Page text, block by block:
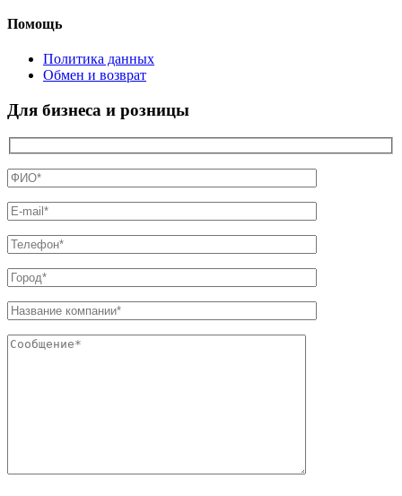
Помощь
Политика данных
Обмен и возврат
Для бизнеса и розницы